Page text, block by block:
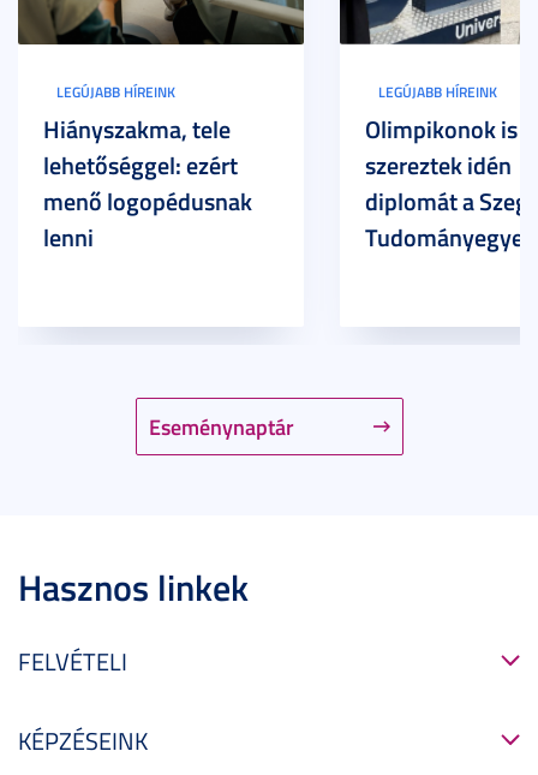
Eseménynaptár
LEGÚJABB HÍREINK
Hiányszakma, tele
lehetőséggel: ezért
menő logopédusnak
lenni
LEGÚJABB HÍREINK
Olimpikonok is
szereztek idén
diplomát a
Hasznos linkek
FELVÉTELI
KÉPZÉSEINK